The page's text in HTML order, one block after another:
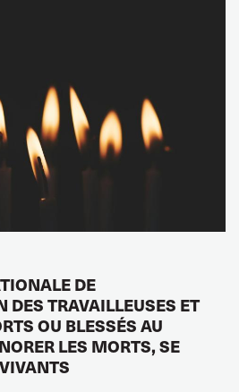
DE
TRAVAILLEUSES ET
OU BLESSÉS AU
LES MORTS, SE